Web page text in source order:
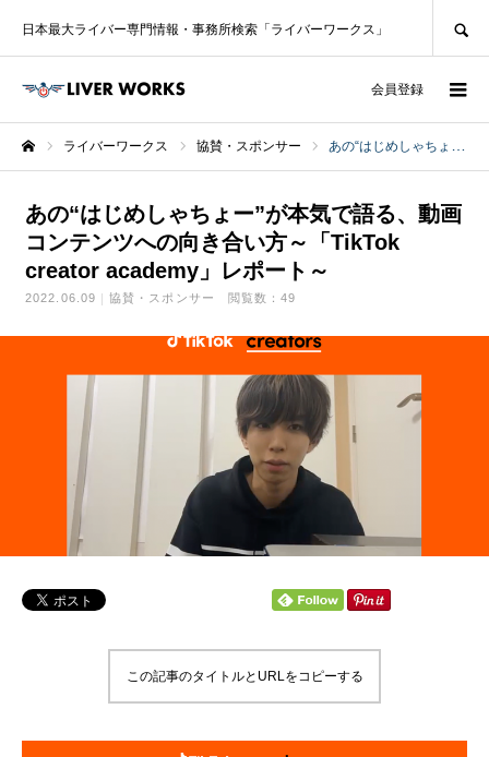
日本最大ライバー専門情報・事務所検索「ライバーワークス」
会員登録
ライバーワークス 協賛・スポンサー あの“はじめしゃちょー”が本気で語る、動画コンテンツへの向き合い方～「TikTok creator academy」レポート～
あの“はじめしゃちょー”が本気で語る、動画
コンテンツへの向き合い方～「TikTok
creator academy」レポート～
2022.06.09 協賛・スポンサー 閲覧数：49
この記事のタイトルとURLをコピーする